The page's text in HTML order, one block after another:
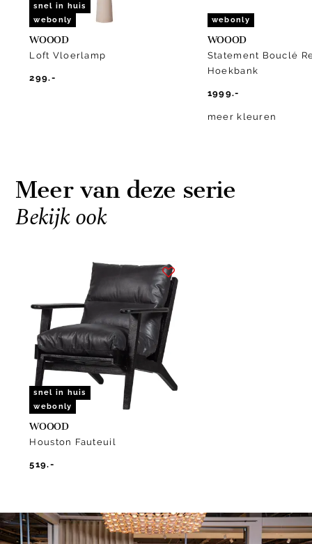
snel in huis
webonly
WOOOD
Loft Vloerlamp
299.-
webonly
WOOOD
Statement Bouclé
Hoekbank
1999.-
meer kleuren
Meer van deze serie
Bekijk ook
snel in huis
webonly
WOOOD
Houston Fauteuil
519.-